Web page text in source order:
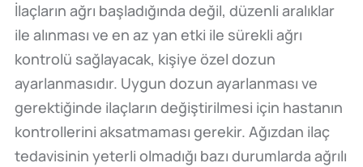
İlaçların ağrı başladığında değil, düzenli aralıklar
ile alınması ve en az yan etki ile sürekli ağrı
kontrolü sağlayacak, kişiye özel dozun
ayarlanmasıdır. Uygun dozun ayarlanması ve
gerektiğinde ilaçların değiştirilmesi için hastanın
kontrollerini aksatmaması gerekir. Ağızdan ilaç
tedavisinin yeterli olmadığı bazı durumlarda ağrılı